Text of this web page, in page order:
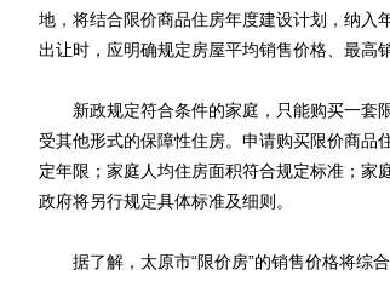
地，将结合限价商品住房年度建设计划，纳入
出让时，应明确规定房屋平均销售价格、最高
新政规定符合条件的家庭，只能购买一套
受其他形式的保障性住房。申请购买限价商品
定年限；家庭人均住房面积符合规定标准；家
政府将另行规定具体标准及细则。
据了解，太原市“限价房”的销售价格将综